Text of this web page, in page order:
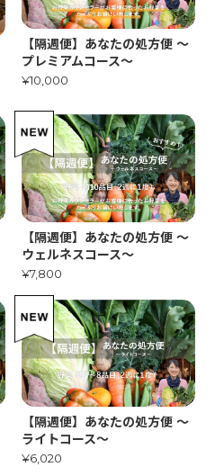
【隔週便】あなたの処方便 〜
プレミアムコース〜
¥10,000
【隔週便】あなたの処方便 〜
ウェルネスコース〜
¥7,800
【隔週便】あなたの処方便 〜
ライトコース〜
¥6,020